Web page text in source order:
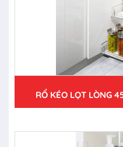
RỔ KÉO LỌT LÒNG